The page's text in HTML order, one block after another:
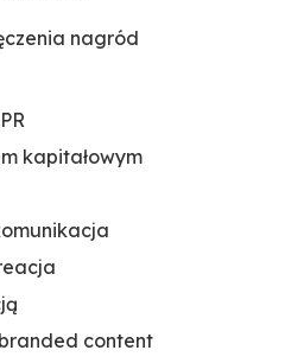
nagród
kapitałowym
content